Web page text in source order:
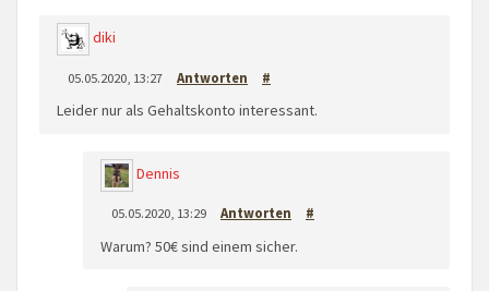
diki
05.05.2020, 13:27 Antworten #
Leider nur als Gehaltskonto interessant.
Dennis
05.05.2020, 13:29 Antworten #
Warum? 50€ sind einem sicher.